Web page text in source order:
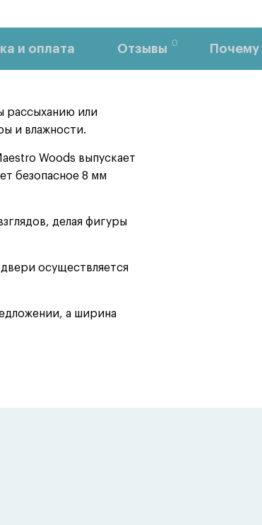
и оплата Отзывы 0 Почему
рассыханию или
и влажности.
Woods выпускает
безопасное 8 мм
делая фигуры
осуществляется
а ширина